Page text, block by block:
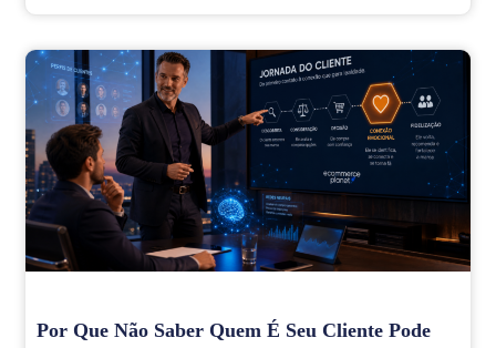
Por Que Não Saber Quem É Seu Cliente Pode